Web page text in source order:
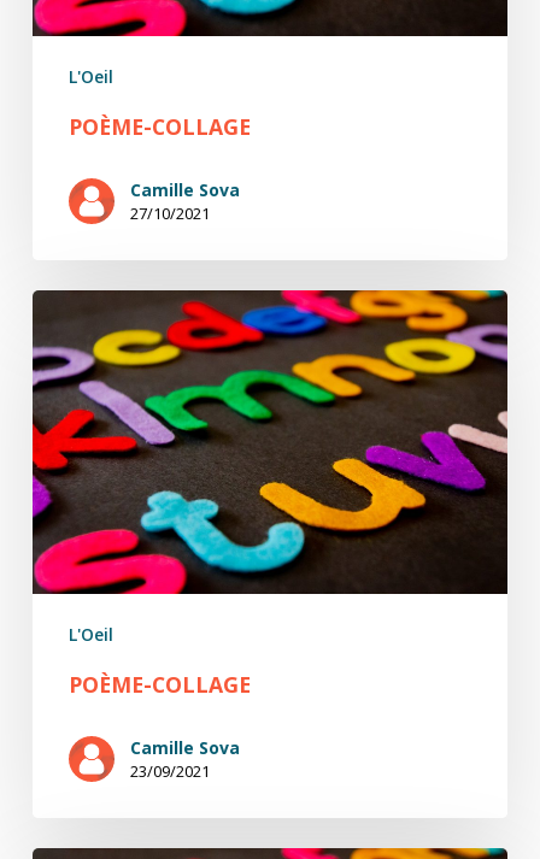
L'Oeil
POÈME-COLLAGE
Camille Sova
27/10/2021
L'Oeil
POÈME-COLLAGE
Camille Sova
23/09/2021